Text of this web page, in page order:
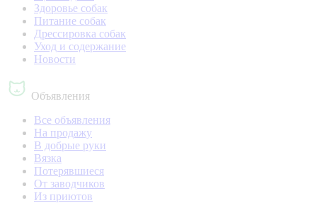
Здоровье собак
Питание собак
Дрессировка собак
Уход и содержание
Новости
Объявления
Все объявления
На продажу
В добрые руки
Вязка
Потерявшиеся
От заводчиков
Из приютов